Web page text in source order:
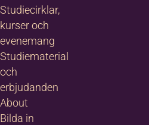
Studiecirklar,
kurser och
evenemang
Studiematerial
och
erbjudanden
About
Bilda in